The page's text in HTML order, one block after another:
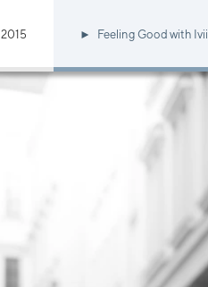
2015 Feeling Good with Ivii